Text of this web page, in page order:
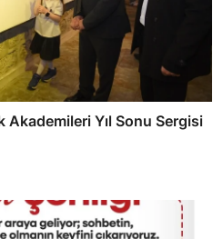
Yıl Sonu Sergisi